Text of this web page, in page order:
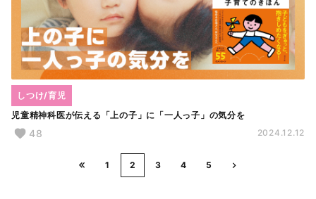
児童精神科医が伝える「上の子」に「一人っ子」の気分を
しつけ/育児
48 2024.12.12
1 2 3 4 5